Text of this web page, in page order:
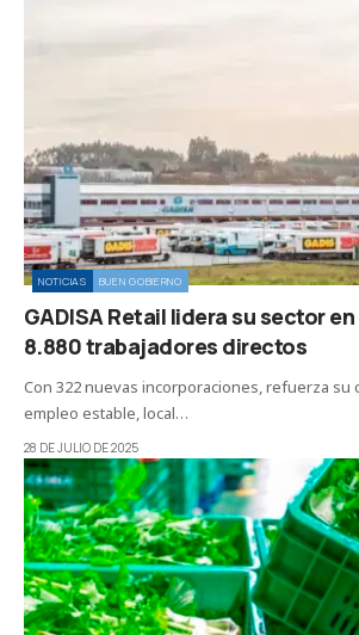
NOTICIAS BUEN GOBIERNO
GADISA Retail lidera su sector
8.880 trabajadores directos
Con 322 nuevas incorporaciones, refuerza su
empleo estable, local…
28 DE JULIO DE 2025